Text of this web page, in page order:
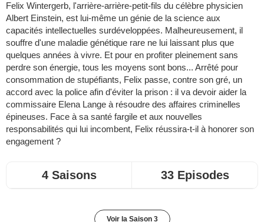
Felix Wintergerb, l'arrière-arrière-petit-fils du célèbre physicien
Albert Einstein, est lui-même un génie de la science aux
capacités intellectuelles surdéveloppées. Malheureusement, il
souffre d'une maladie génétique rare ne lui laissant plus que
quelques années à vivre. Et pour en profiter pleinement sans
perdre son énergie, tous les moyens sont bons... Arrêté pour
consommation de stupéfiants, Felix passe, contre son gré, un
accord avec la police afin d'éviter la prison : il va devoir aider la
commissaire Elena Lange à résoudre des affaires criminelles
épineuses. Face à sa santé fargile et aux nouvelles
responsabilités qui lui incombent, Felix réussira-t-il à honorer son
engagement ?
4 Saisons 33 Episodes
Voir la Saison 3